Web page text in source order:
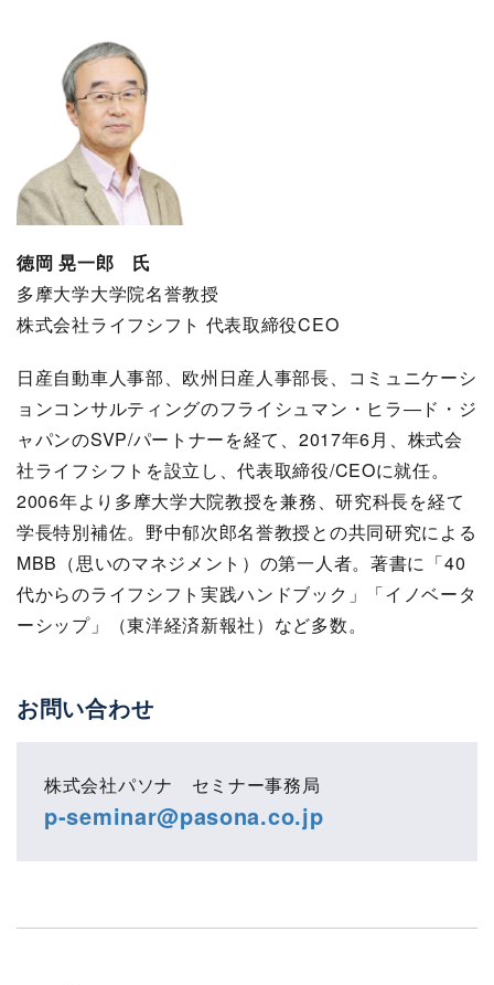
徳岡 晃一郎 氏
多摩大学大学院名誉教授
株式会社ライフシフト 代表取締役CEO
日産自動車人事部、欧州日産人事部長、コミュニケーシ
ョンコンサルティングのフライシュマン・ヒラ―ド・ジ
ャパンのSVP/パートナーを経て、2017年6月、株式会
社ライフシフトを設立し、代表取締役/CEOに就任。
2006年より多摩大学大院教授を兼務、研究科長を経て
学長特別補佐。野中郁次郎名誉教授との共同研究による
MBB（思いのマネジメント）の第一人者。著書に「40
代からのライフシフト実践ハンドブック」「イノベータ
ーシップ」（東洋経済新報社）など多数。
お問い合わせ
株式会社パソナ セミナー事務局
p-seminar@pasona.co.jp